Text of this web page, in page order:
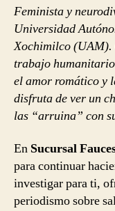
Feminista y
Universidad
Xochimilco (UAM).
trabajo
el amor romático y
disfruta de ver un
las “arruina” con
En Sucursal
para continuar
investigar para ti,
periodismo sobre